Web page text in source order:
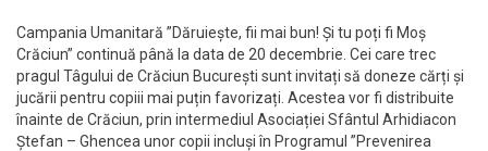
Campania Umanitară ”Dăruiește, fii mai bun! Și tu poți fi Moș
Crăciun” continuă până la data de 20 decembrie. Cei care trec
pragul Tâgului de Crăciun București sunt invitați să doneze cărți și
jucării pentru copiii mai puțin favorizați. Acestea vor fi distribuite
înainte de Crăciun, prin intermediul Asociației Sfântul Arhidiacon
Ștefan – Ghencea unor copii incluși în Programul ”Prevenirea